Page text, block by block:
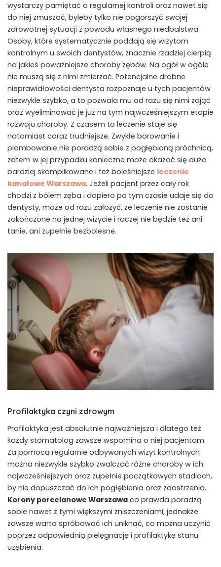
wystarczy pamiętać o regularnej kontroli oraz nawet się
do niej zmuszać, byleby tylko nie pogorszyć swojej
zdrowotnej sytuacji z powodu własnego niedbalstwa.
Osoby, które systematycznie poddają się wizytom
kontrolnym u swoich dentystów, znacznie rzadziej cierpią
na jakieś poważniejsze choroby zębów. Na ogół w ogóle
nie muszą się z nimi zmierzać. Potencjalne drobne
nieprawidłowości dentysta rozpoznaje u tych pacjentów
niezwykle szybko, a to pozwala mu od razu się nimi zająć
oraz wyeliminować je już na tym najwcześniejszym etapie
rozwoju choroby. Z czasem to leczenie staje się
natomiast coraz trudniejsze. Zwykłe borowanie i
plombowanie nie poradzą sobie z pogłębioną próchnicą,
zatem w jej przypadku konieczne może okazać się dużo
bardziej skomplikowane i też boleśniejsze leczenie
kanałowe Warszawa. Jeżeli pacjent przez cały rok
chodzi z bólem zęba i dopiero po tym czasie udaje się do
dentysty, może od razu założyć, że leczenie nie zostanie
zakończone na jednej wizycie i raczej nie będzie też ani
tanie, ani zupełnie bezbolesne.
Profilaktyka czyni zdrowym
Profilaktyka jest absolutnie najważniejsza i dlatego też
każdy stomatolog zawsze wspomina o niej pacjentom.
Za pomocą regularnie odbywanych wizyt kontrolnych
można niezwykle szybko zwalczać różne choroby w ich
najwcześniejszych oraz zupełnie początkowych stadiach,
by nie dopuszczać do ich pogłębienia oraz zaostrzenia.
Korony porcelanowe Warszawa co prawda poradzą
sobie nawet z tymi większymi zniszczeniami, jednakże
zawsze warto spróbować ich uniknąć, co można uczynić
poprzez odpowiednią pielęgnację i profilaktykę stanu
uzębienia.